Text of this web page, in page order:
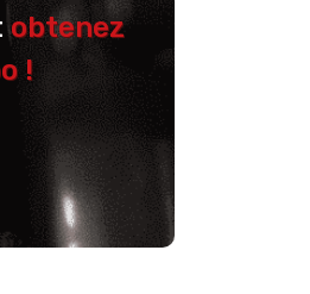
obtenez
!